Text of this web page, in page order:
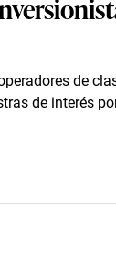
de
de interés